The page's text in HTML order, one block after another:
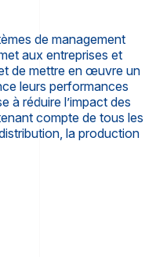
de management
aux entreprises et
de mettre en œuvre un
leurs performances
à réduire l’impact des
compte de tous les
la production